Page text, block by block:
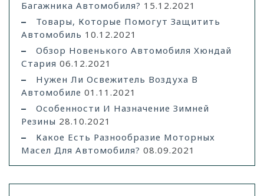
Багажника Автомобиля? 15.12.2021
Товары, Которые Помогут Защитить
Автомобиль 10.12.2021
Обзор Новенького Автомобиля Хюндай
Стария 06.12.2021
Нужен Ли Освежитель Воздуха В
Автомобиле 01.11.2021
Особенности И Назначение Зимней
Резины 28.10.2021
Какое Есть Разнообразие Моторных
Масел Для Автомобиля? 08.09.2021